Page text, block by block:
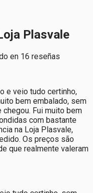
Plasvale
en 16 reseñas
e veio tudo certinho,
bem embalado, sem
Fui muito bem
com bastante
na Loja Plasvale,
Os preços são
que realmente valeram